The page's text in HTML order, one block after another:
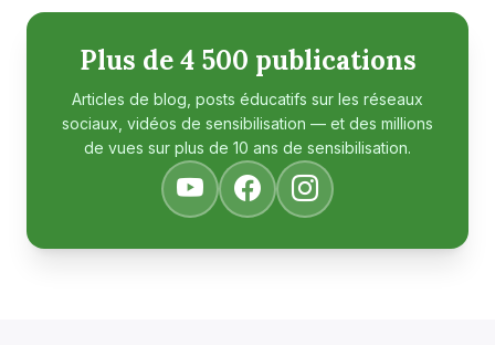
Plus de 4 500 publications
Articles de blog, posts éducatifs sur les réseaux
sociaux, vidéos de sensibilisation — et des millions
de vues sur plus de 10 ans de sensibilisation.